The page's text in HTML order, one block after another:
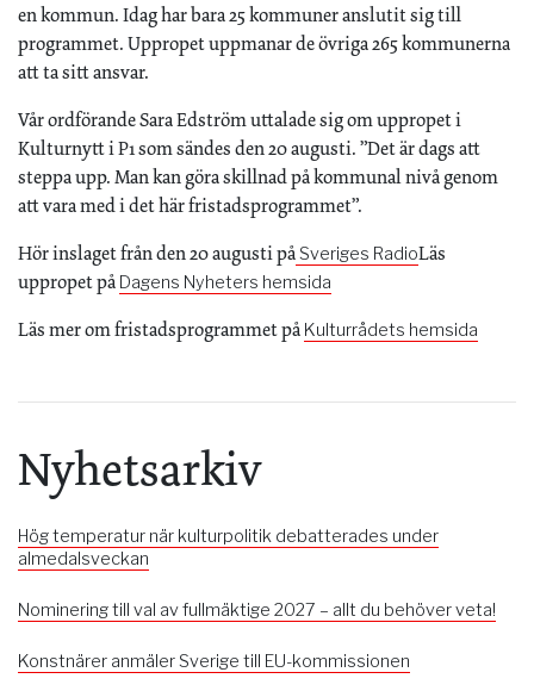
en kommun. Idag har bara 25 kommuner anslutit sig till
programmet. Uppropet uppmanar de övriga 265 kommunerna
att ta sitt ansvar.
Vår ordförande Sara Edström uttalade sig om uppropet i
Kulturnytt i P1 som sändes den 20 augusti. ”Det är dags att
steppa upp. Man kan göra skillnad på kommunal nivå genom
att vara med i det här fristadsprogrammet”.
Hör inslaget från den 20 augusti påSveriges RadioLäs
uppropet på Dagens Nyheters hemsida
Läs mer om fristadsprogrammet på Kulturrådets hemsida
Nyhetsarkiv
Hög temperatur när kulturpolitik debatterades under
almedalsveckan
Nominering till val av fullmäktige 2027 – allt du behöver veta!
Konstnärer anmäler Sverige till EU-kommissionen